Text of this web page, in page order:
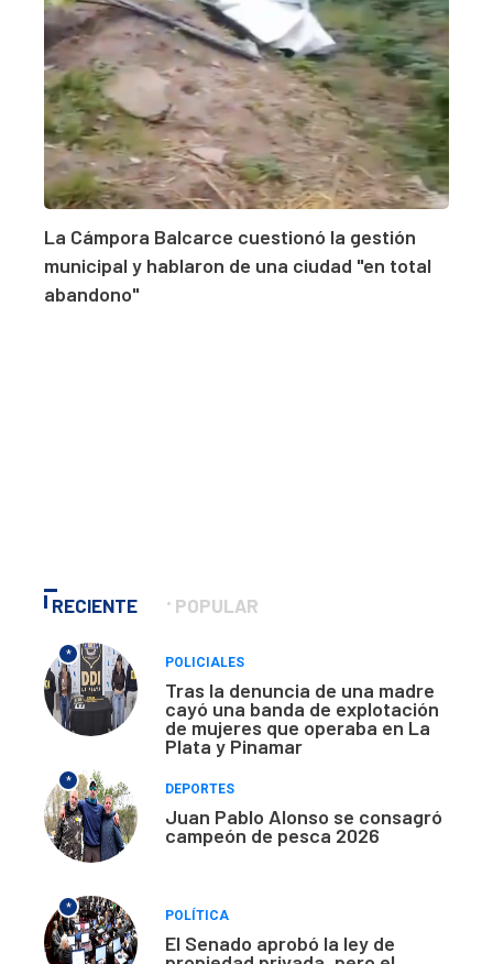
La Cámpora Balcarce cuestionó la gestión
municipal y hablaron de una ciudad "en total
abandono"
RECIENTE POPULAR
*
POLICIALES
Tras la denuncia de una madre
cayó una banda de explotación
de mujeres que operaba en La
Plata y Pinamar
*
DEPORTES
Juan Pablo Alonso se consagró
campeón de pesca 2026
*
POLÍTICA
El Senado aprobó la ley de